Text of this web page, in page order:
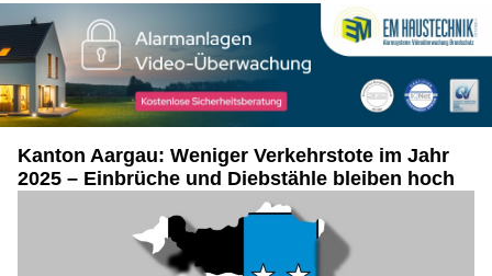
Kanton Aargau: Weniger Verkehrstote im Jahr
2025 – Einbrüche und Diebstähle bleiben hoch